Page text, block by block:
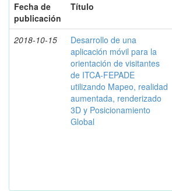
Fecha de
publicación
Título
2018-10-15
Desarrollo de una
aplicación móvil para la
orientación de visitantes
de ITCA-FEPADE
utilizando Mapeo, realidad
aumentada, renderizado
3D y Posicionamiento
Global